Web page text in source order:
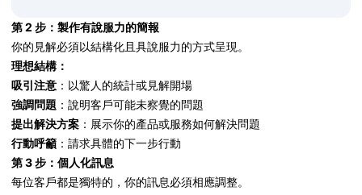
第 2 步：製作有說服力的簡報
你的見解必須以結構化且具說服力的方式呈現。
理想結構：
吸引注意 ：以驚人的統計或見解開場
強調問題 ：說明客戶可能未察覺的問題
提出解決方案 ：展示你的產品或服務如何解決問題
行動呼籲 ：請求具體的下一步行動
第 3 步：個人化訊息
每位客戶都是獨特的，你的訊息必須相應調整。